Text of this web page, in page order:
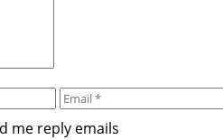
me reply emails